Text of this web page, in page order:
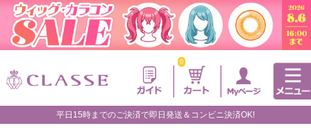
0
平日15時までのご決済で即日発送＆コンビニ決済OK!